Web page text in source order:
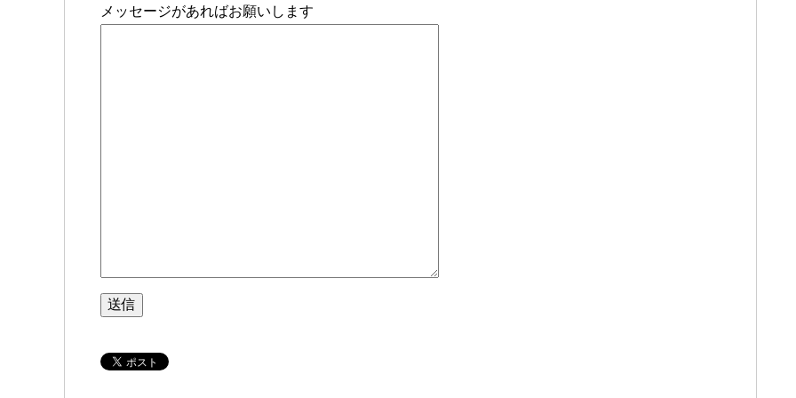
メッセージがあればお願いします